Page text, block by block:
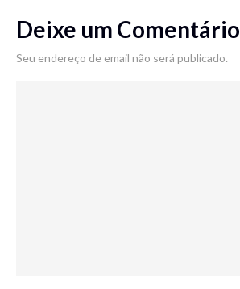
Deixe um Comentário
Seu endereço de email não será publicado.